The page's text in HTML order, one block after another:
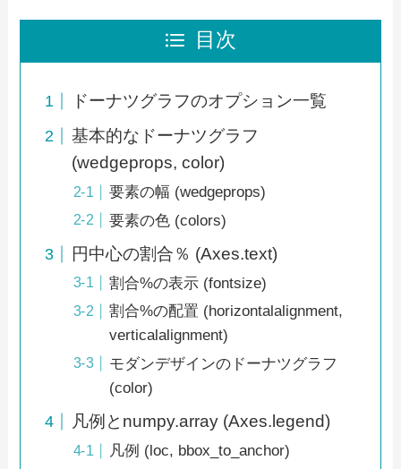
目次
ドーナツグラフのオプション一覧
基本的なドーナツグラフ
(wedgeprops, color)
要素の幅 (wedgeprops)
要素の色 (colors)
円中心の割合％ (Axes.text)
割合%の表示 (fontsize)
割合%の配置 (horizontalalignment,
verticalalignment)
モダンデザインのドーナツグラフ
(color)
凡例とnumpy.array (Axes.legend)
凡例 (loc, bbox_to_anchor)